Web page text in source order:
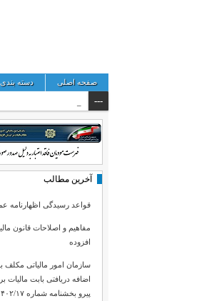
صفحه اصلی دسته
---
نحوه بخشودگی جرایم وتمدید موضوع ماده ۲۲ قانون
آخرین مطالب
قواعد رسیدگی اظهارنامه
مفاهیم و اصلاحات قانون
افزوده
سازمان امور مالیاتی مکلف
اضافه دریافتی بابت مالیات